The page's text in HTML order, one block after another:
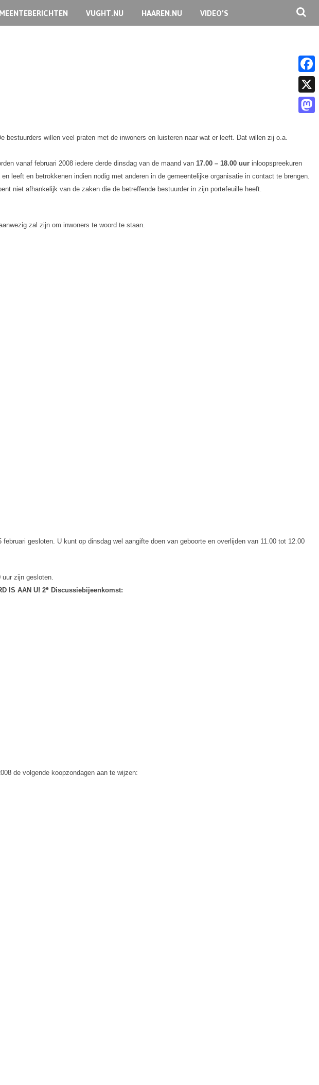
VUGHT.NU HAAREN.NU VIDEO’S
bestuurders willen veel praten met de inwoners en luisteren naar wat er leeft. Dat willen zij o.a.
vanaf februari 2008 iedere derde dinsdag van de maand van 17.00 – 18.00 uur inloopspreekuren
leeft en betrokkenen indien nodig met anderen in de gemeentelijke organisatie in contact te brengen.
niet afhankelijk van de zaken die de betreffende bestuurder in zijn portefeuille heeft.
zal zijn om inwoners te woord te staan.
gesloten. U kunt op dinsdag wel aangifte doen van geboorte en overlijden van 11.00 tot 12.00
uur zijn gesloten.
IS AAN U! 2e Discussiebijeenkomst:
de volgende koopzondagen aan te wijzen:
F
a
c
o
o
X